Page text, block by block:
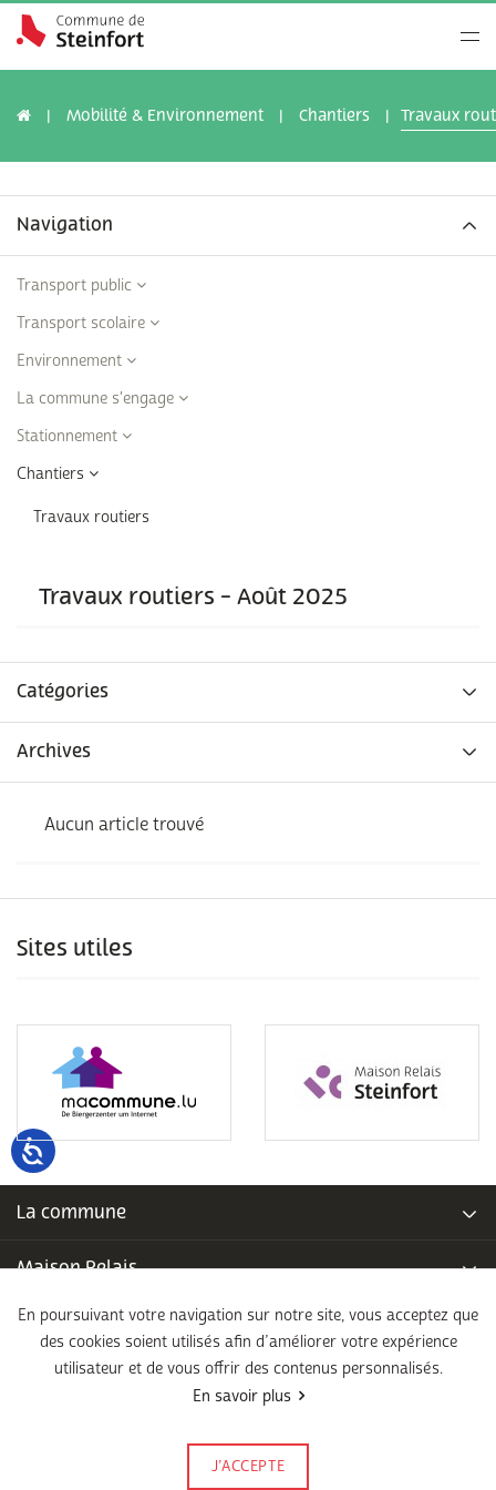
Mobilité & Environnement Chantiers Travaux
Navigation
Transport public
Transport scolaire
Environnement
La commune s'engage
Stationnement
Chantiers
Travaux routiers
Travaux routiers - Août 2025
Catégories
Archives
Aucun article trouvé
Sites utiles
La commune
Maison Relais
Piscine communale
École fondamentale
En poursuivant votre navigation sur notre site, vous acceptez que
des cookies soient utilisés afin d’améliorer votre expérience
utilisateur et de vous offrir des contenus personnalisés.
En savoir plus
J’ACCEPTE